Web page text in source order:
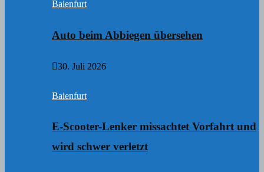
Baienfurt
Auto beim Abbiegen übersehen
30. Juli 2026
Baienfurt
E-Scooter-Lenker missachtet Vorfahrt und
wird schwer verletzt